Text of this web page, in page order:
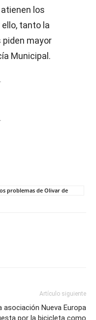
los
tanto la
mayor
Municipal.
problemas de Olivar de
Artículo siguiente
asociación Nueva Europa
por la bicicleta como